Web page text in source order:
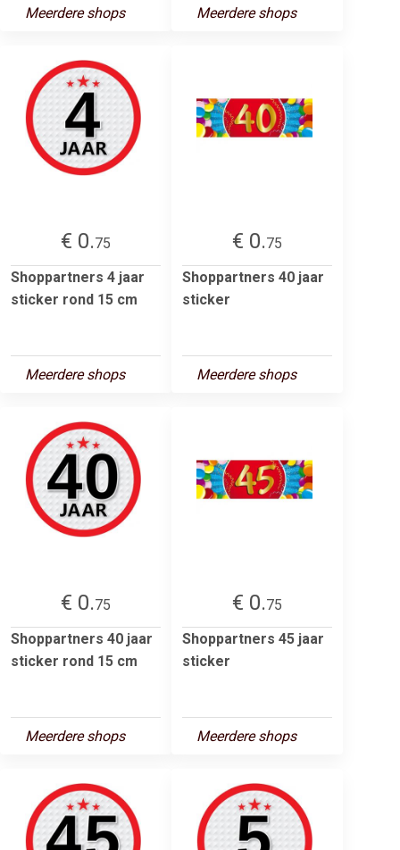
Meerdere shops Meerdere shops
€ 0.75
Shoppartners 4 jaar
sticker rond 15 cm
Meerdere shops
€ 0.75
Shoppartners 40 jaar
sticker
Meerdere shops
€ 0.75
Shoppartners 40 jaar
sticker rond 15 cm
Meerdere shops
€ 0.75
Shoppartners 45 jaar
sticker
Meerdere shops